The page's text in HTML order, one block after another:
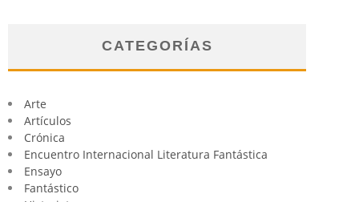
CATEGORÍAS
Arte
Artículos
Crónica
Encuentro Internacional Literatura Fantástica
Ensayo
Fantástico